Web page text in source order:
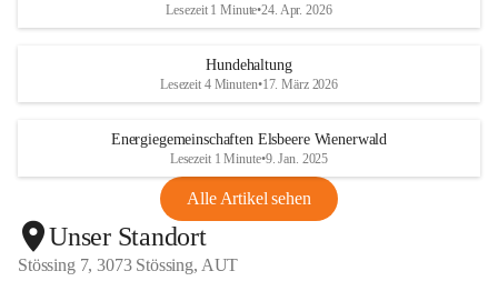
Lesezeit 1 Minute•24. Apr. 2026
Hundehaltung
Lesezeit 4 Minuten•17. März 2026
Energiegemeinschaften Elsbeere Wienerwald
Lesezeit 1 Minute•9. Jan. 2025
Alle Artikel sehen
Unser Standort
Stössing 7, 3073 Stössing, AUT